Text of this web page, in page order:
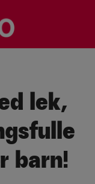
lek,
barn!